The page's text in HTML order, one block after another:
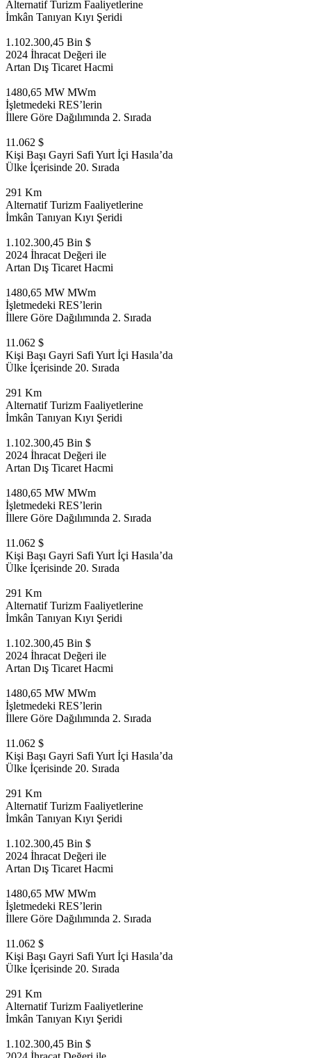
Alternatif Turizm Faaliyetlerine
İmkân Tanıyan Kıyı Şeridi
1.102.300,45 Bin $
2024 İhracat Değeri ile
Artan Dış Ticaret Hacmi
1480,65 MW MWm
İşletmedeki RES’lerin
İllere Göre Dağılımında 2. Sırada
11.062 $
Kişi Başı Gayri Safi Yurt İçi Hasıla’da
Ülke İçerisinde 20. Sırada
291 Km
Alternatif Turizm Faaliyetlerine
İmkân Tanıyan Kıyı Şeridi
1.102.300,45 Bin $
2024 İhracat Değeri ile
Artan Dış Ticaret Hacmi
1480,65 MW MWm
İşletmedeki RES’lerin
İllere Göre Dağılımında 2. Sırada
11.062 $
Kişi Başı Gayri Safi Yurt İçi Hasıla’da
Ülke İçerisinde 20. Sırada
291 Km
Alternatif Turizm Faaliyetlerine
İmkân Tanıyan Kıyı Şeridi
1.102.300,45 Bin $
2024 İhracat Değeri ile
Artan Dış Ticaret Hacmi
1480,65 MW MWm
İşletmedeki RES’lerin
İllere Göre Dağılımında 2. Sırada
11.062 $
Kişi Başı Gayri Safi Yurt İçi Hasıla’da
Ülke İçerisinde 20. Sırada
291 Km
Alternatif Turizm Faaliyetlerine
İmkân Tanıyan Kıyı Şeridi
1.102.300,45 Bin $
2024 İhracat Değeri ile
Artan Dış Ticaret Hacmi
1480,65 MW MWm
İşletmedeki RES’lerin
İllere Göre Dağılımında 2. Sırada
11.062 $
Kişi Başı Gayri Safi Yurt İçi Hasıla’da
Ülke İçerisinde 20. Sırada
291 Km
Alternatif Turizm Faaliyetlerine
İmkân Tanıyan Kıyı Şeridi
1.102.300,45 Bin $
2024 İhracat Değeri ile
Artan Dış Ticaret Hacmi
1480,65 MW MWm
İşletmedeki RES’lerin
İllere Göre Dağılımında 2. Sırada
11.062 $
Kişi Başı Gayri Safi Yurt İçi Hasıla’da
Ülke İçerisinde 20. Sırada
291 Km
Alternatif Turizm Faaliyetlerine
İmkân Tanıyan Kıyı Şeridi
1.102.300,45 Bin $